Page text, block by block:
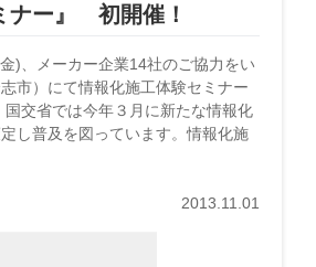
ー』 初開催！
)、メーカー企業14社のご協力をい
市）にて情報化施工体験セミナー
国交省では今年３月に新たな情報化
し普及を図っています。情報化施
2013.11.01